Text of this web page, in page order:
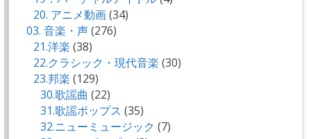
20. アニメ動画(34)
03. 音楽・声(276)
21.洋楽 (38)
22.クラシック・現代音楽 (30)
23.邦楽 (129)
30.歌謡曲 (22)
31.歌謡ポップス (35)
32.ニューミュージック (7)